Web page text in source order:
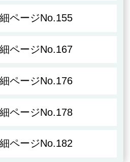
ページNo.155
ページNo.167
ページNo.176
ページNo.178
ページNo.182